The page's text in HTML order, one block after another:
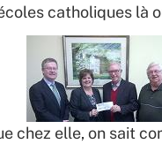
catholiques
chez elle, on sait